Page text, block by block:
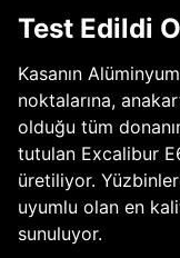
Test Edildi
Kasanın
noktalarına,
olduğu tüm
tutulan Excalibur
üretiliyor.
uyumlu olan en
sunuluyor.